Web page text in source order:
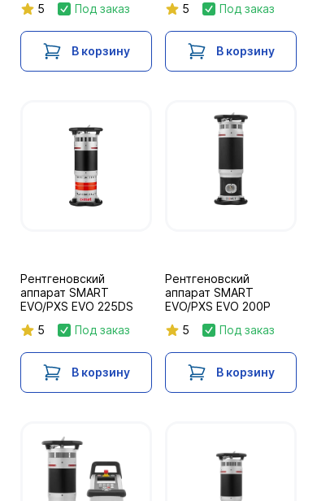
5
Под заказ
В корзину
5
Под заказ
В корзину
Рентгеновский
аппарат SMART
EVO/PXS EVO 225DS
5
Под заказ
В корзину
Рентгеновский
аппарат SMART
EVO/PXS EVO 200P
5
Под заказ
В корзину